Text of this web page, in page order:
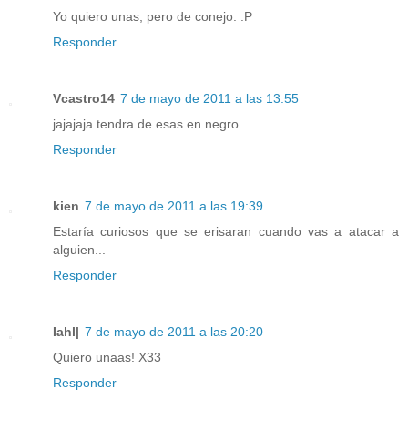
Yo quiero unas, pero de conejo. :P
Responder
Vcastro14 7 de mayo de 2011 a las 13:55
jajajaja tendra de esas en negro
Responder
kien 7 de mayo de 2011 a las 19:39
Estaría curiosos que se erisaran cuando vas a atacar a
alguien...
Responder
Iahl| 7 de mayo de 2011 a las 20:20
Quiero unaas! X33
Responder